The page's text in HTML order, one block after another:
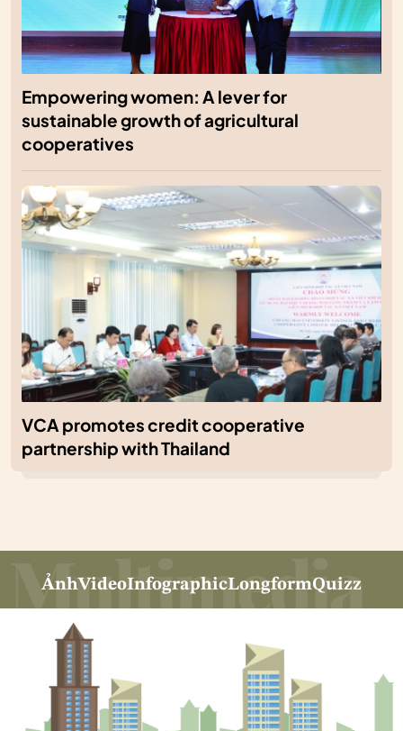
Empowering women: A lever for
sustainable growth of agricultural
cooperatives
VCA promotes credit cooperative
partnership with Thailand
ẢnhVideoInfographicLongformQuizz